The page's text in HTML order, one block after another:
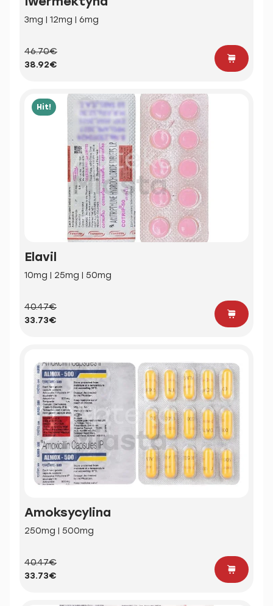
3mg | 12mg | 6mg
46.70€
38.92€
Hit!
Elavil
10mg | 25mg | 50mg
40.47€
33.73€
Amoksycylina
250mg | 500mg
40.47€
33.73€